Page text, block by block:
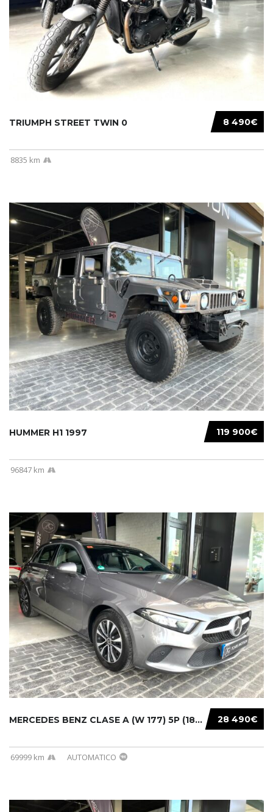
8 490€
TRIUMPH STREET TWIN 0
8835 km
119 900€
HUMMER H1 1997
96847 km
28 490€
MERCEDES BENZ CLASE A (W 177) 5P (18-) 2020....
69999 km AUTOMATICO